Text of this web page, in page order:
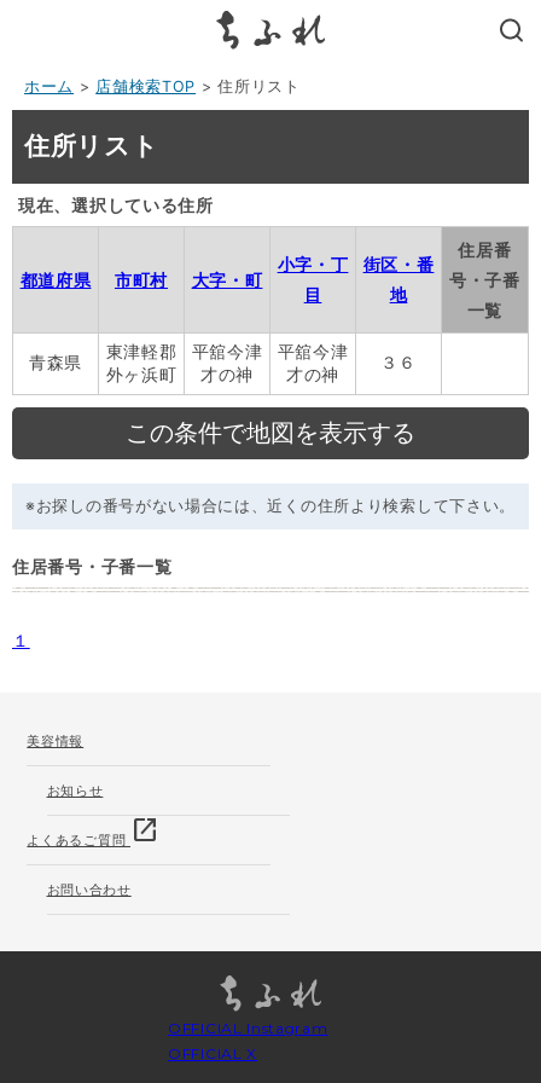
ホーム > 店舗検索TOP > 住所リスト
住所リスト
現在、選択している住所
都道府県 市町村 大字・町
小字・丁
目
街区・番
地
住居番
号・子番
一覧
青森県
東津軽郡
外ヶ浜町
平舘今津
才の神
平舘今津
才の神
３６
※お探しの番号がない場合には、近くの住所より検索して下さい。
住居番号・子番一覧
１
美容情報
お知らせ
よくあるご質問 open_in_new
お問い合わせ
OFFICIAL Instagram
OFFICIAL X